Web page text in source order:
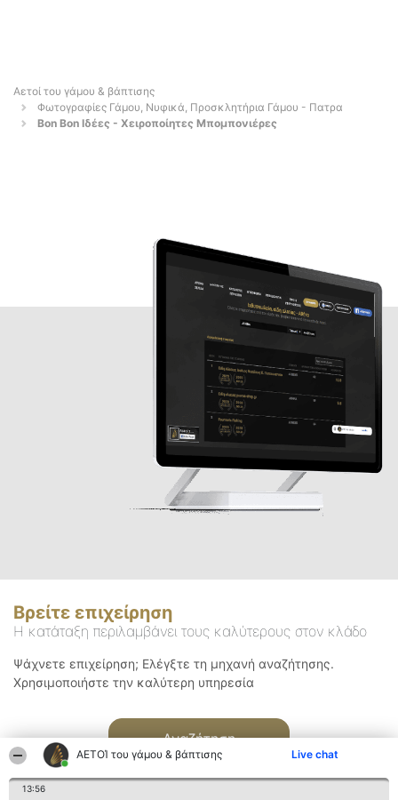
ΑΕΤΟΊ του γάμου & βάπτισης Live chat
13:56
Αετοί του γάμου & βάπτισης
Φωτογραφίες Γάμου, Νυφικά, Προσκλητήρια Γάμου - Πατρα
Bon Bon Ιδέες - Χειροποίητες Μπομπονιέρες
Βρείτε επιχείρηση
Η κατάταξη περιλαμβάνει τους καλύτερους στον κλάδο
Ψάχνετε επιχείρηση; Ελέγξτε τη μηχανή αναζήτησης.
Χρησιμοποιήστε την καλύτερη υπηρεσία
Αναζήτηση